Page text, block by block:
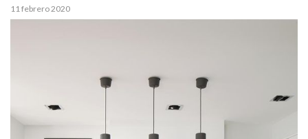
Posted
on
11 febrero 2020